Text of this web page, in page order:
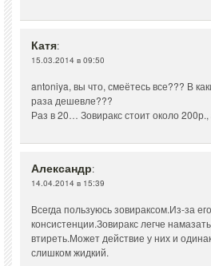
Катя:
15.03.2014 в 09:50
antoniya, вы что, смеётесь все??? В
раза дешевле???
Раз в 20… Зовиракс стоит около
Александр:
14.04.2014 в 15:39
Всегда пользуюсь зовираксом.Из-за
консистенции.Зовиракс легче
втиреть.Может действие у них и
слишком жидкий.